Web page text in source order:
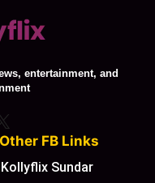
entertainment, and
Other FB Links
Kollyflix Sundar